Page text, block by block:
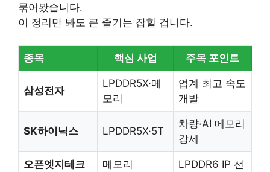
묶어봤습니다.
이 정리만 봐도 큰 줄기는 잡힐 겁니다.
종목 핵심 사업 주목 포인트
삼성전자
LPDDR5X·메
모리
업계 최고 속도
개발
SK하이닉스 LPDDR5X·5T
차량·AI 메모리
강세
오픈엣지테크 메모리 LPDDR6 IP 선